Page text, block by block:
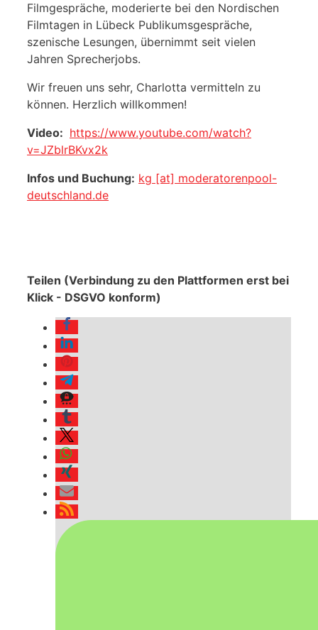
Filmgespräche, moderierte bei den Nordischen
Filmtagen in Lübeck Publikumsgespräche,
szenische Lesungen, übernimmt seit vielen
Jahren Sprecherjobs.
Wir freuen uns sehr, Charlotta vermitteln zu
können. Herzlich willkommen!
Video: https://www.youtube.com/watch?
v=JZblrBKvx2k
Infos und Buchung: kg [at] moderatorenpool-
deutschland.de
Teilen (Verbindung zu den Plattformen erst bei
Klick - DSGVO konform)